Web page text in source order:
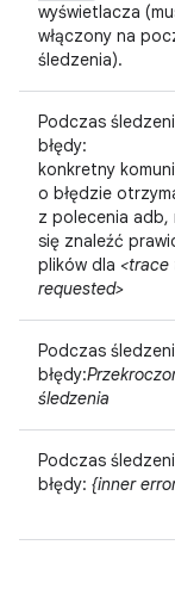
wyświetlacza
włączony na
śledzenia).
Podczas
błędy:
konkretny
o błędzie
z polecenia adb,
się znaleźć
plików dla <trace
requested>
Podczas
błędy:
śledzenia
Podczas
błędy: {inner